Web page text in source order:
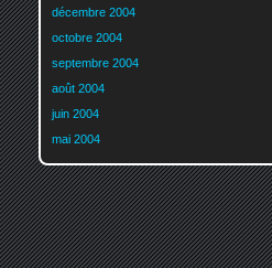
décembre 2004
octobre 2004
septembre 2004
août 2004
juin 2004
mai 2004